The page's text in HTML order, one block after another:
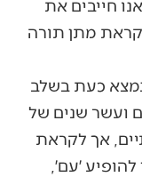
חייבים את
מתן תורה
כעת בשלב
ועשר שנים של
אך לקראת
׳עם׳,